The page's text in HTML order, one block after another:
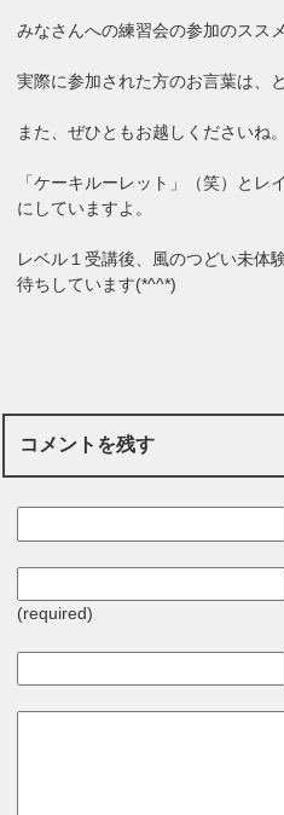
みなさんへの練習会の参加のスス
実際に参加された方のお言葉は、
また、ぜひともお越しくださいね。
「ケーキルーレット」（笑）とレ
にしていますよ。
レベル１受講後、風のつどい未体
待ちしています(*^^*)
コメントを残す
(required)